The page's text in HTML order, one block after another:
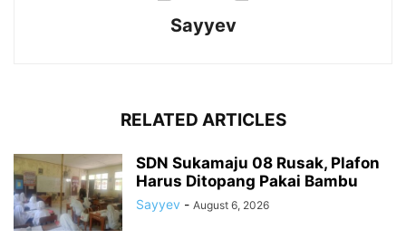
Sayyev
RELATED ARTICLES
SDN Sukamaju 08 Rusak, Plafon
Harus Ditopang Pakai Bambu
Sayyev - August 6, 2026